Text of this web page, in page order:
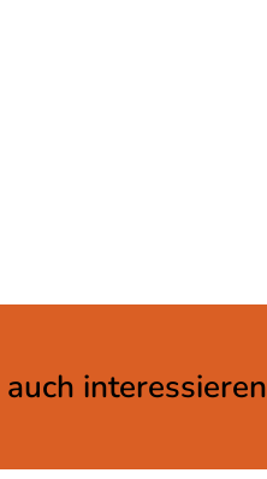
interessieren